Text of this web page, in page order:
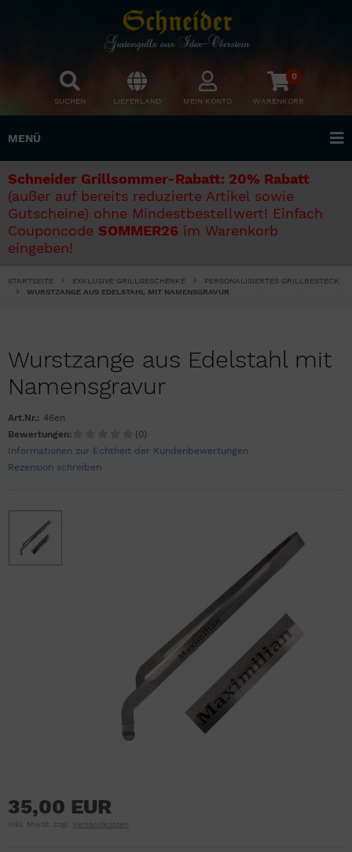
SUCHEN LIEFERLAND MEIN KONTO
0
WARENKORB
MENÜ
Schneider Grillsommer-Rabatt: 20% Rabatt
(außer auf bereits reduzierte Artikel sowie
Gutscheine) ohne Mindestbestellwert! Einfach
Couponcode SOMMER26 im Warenkorb
eingeben!
STARTSEITE EXKLUSIVE GRILLGESCHENKE
PERSONALISIERTES GRILLBESTECK
WURSTZANGE AUS EDELSTAHL MIT NAMENSGRAVUR
Wurstzange aus Edelstahl mit
Namensgravur
Art.Nr.: 46en
Bewertungen:
(0)
Informationen zur Echtheit der Kundenbewertungen
Rezension schreiben
35,00 EUR
inkl. MwSt. zzgl. Versandkosten